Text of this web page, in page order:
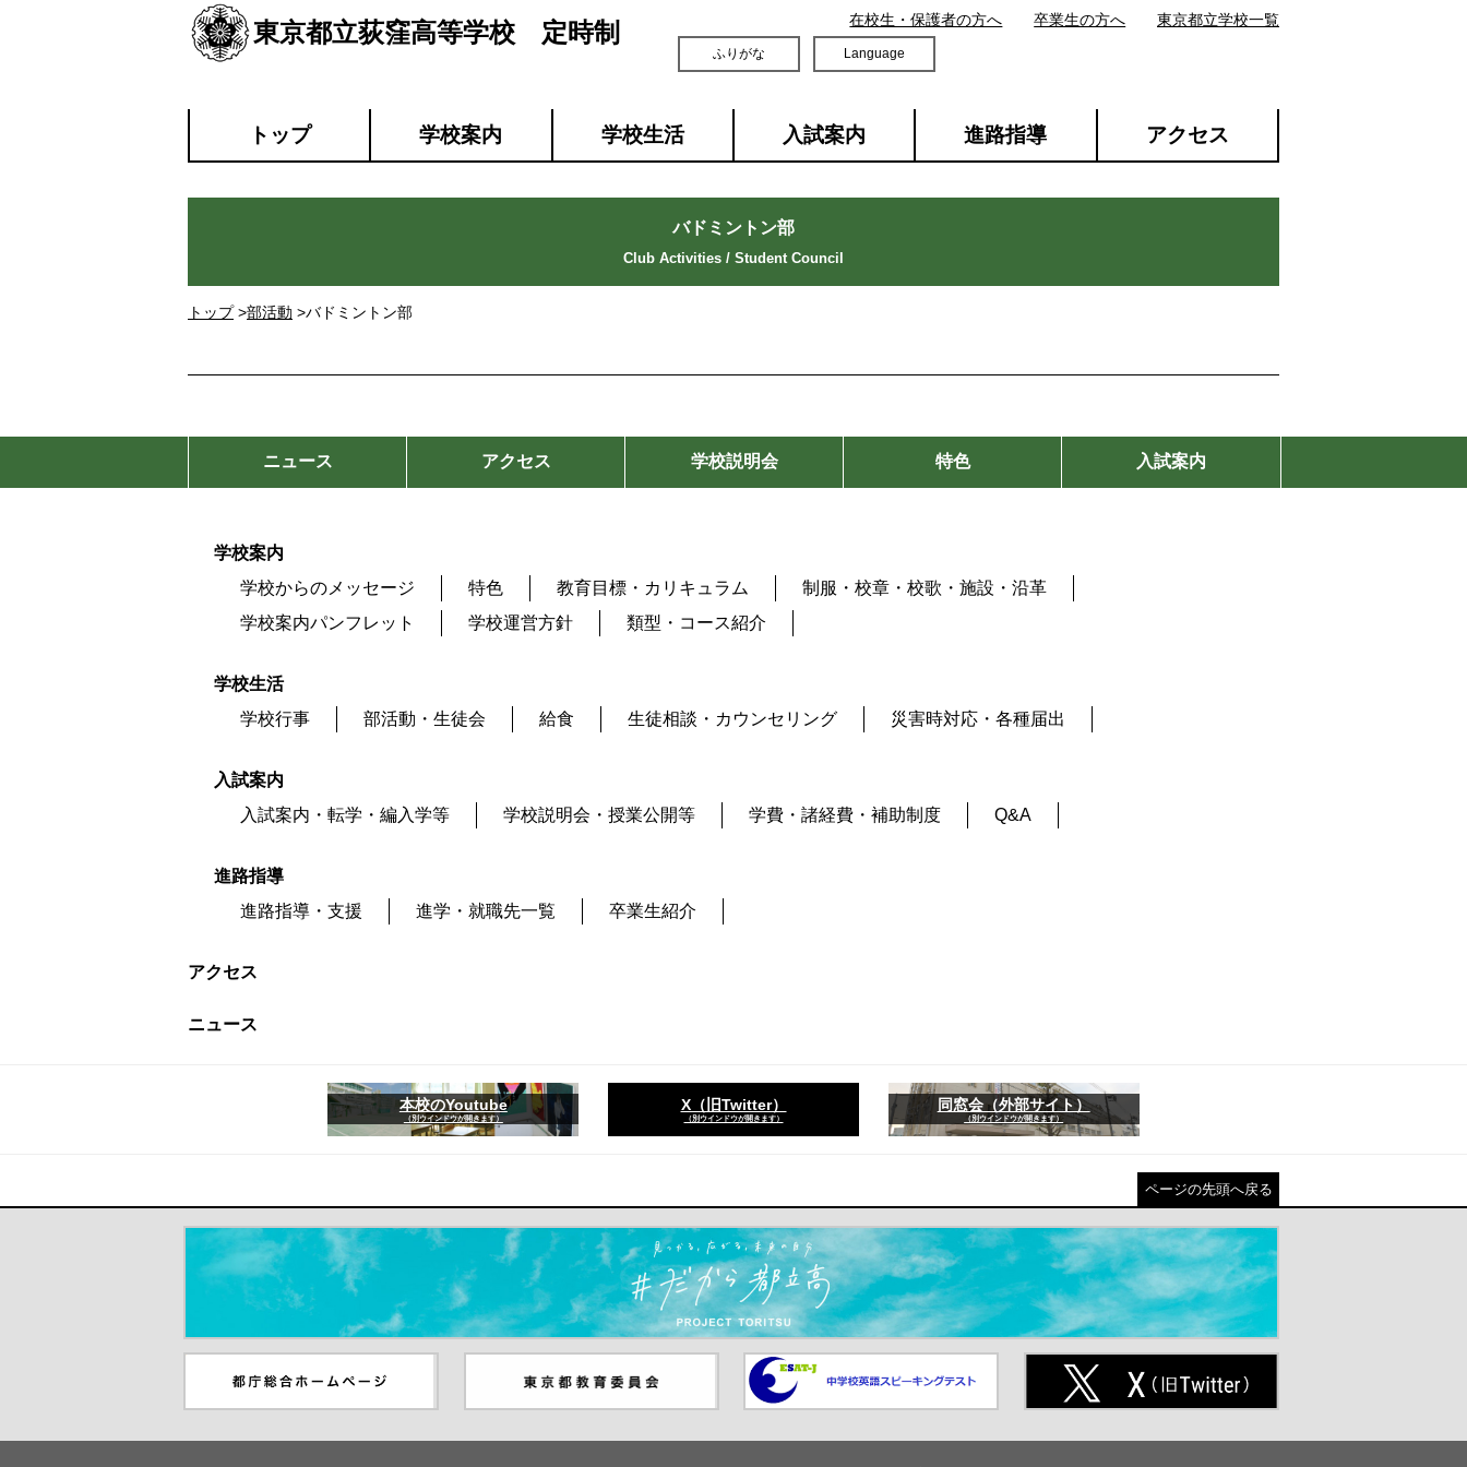
東京都立荻窪高等学校 定時制
ふりがな Language
トップ 学校案内 学校生活 入試案内 進路指導 アクセス
在校生・保護者の方へ 卒業生の方へ 東京都立学校一覧
トップ>部活動 >バドミントン部
バドミントン部
ニュース アクセス 学校説明会 特色 入試案内
学校案内
学校からのメッセージ
特色 教育目標・カリキュラム
制服・校章・校歌・施設・沿革
学校案内パンフレット
学校運営方針 類型・コース紹介
学校生活
学校行事
部活動・生徒会 給食 生徒相談・カウンセリング 災害時対応・各種届出
入試案内
入試案内・転学・編入学等
学校説明会・授業公開等 学費・諸経費・補助制度 Q&A
進路指導
進路指導・支援
進学・就職先一覧 卒業生紹介
アクセス
ニュース
本校のYoutube
（別ウインドウが開きます）
X（旧Twitter）
（別ウインドウが開きます）
同窓会（外部サイト）
（別ウインドウが開きます）
ページの先頭へ戻る
＃だから都立高（別ウインドウが開きます）
ンドウが開きます）
ウが開きます）
中学校英語スピーキングテスト
（別ウインドウが開きます）
X(旧Twitter)（別ウインドウが開
きます）